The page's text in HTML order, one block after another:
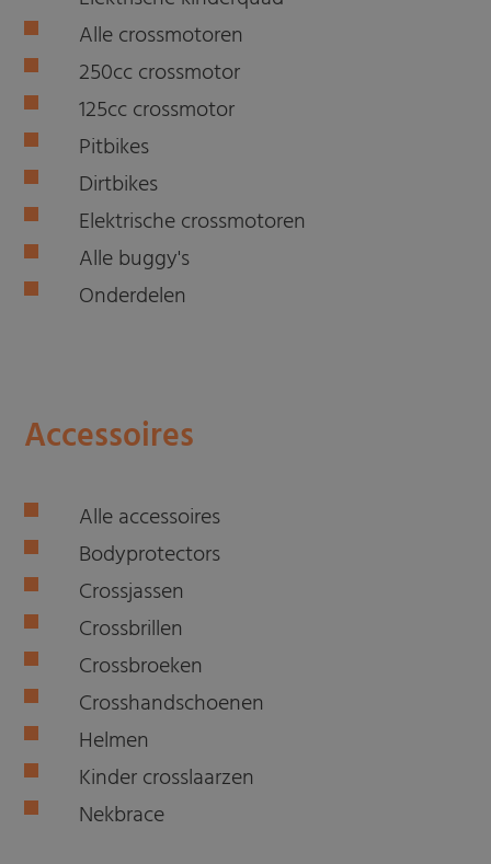
Alle crossmotoren
250cc crossmotor
125cc crossmotor
Pitbikes
Dirtbikes
Elektrische crossmotoren
Alle buggy's
Onderdelen
Accessoires
Alle accessoires
Bodyprotectors
Crossjassen
Crossbrillen
Crossbroeken
Crosshandschoenen
Helmen
Kinder crosslaarzen
Nekbrace